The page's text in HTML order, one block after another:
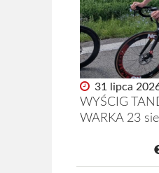
31 lipca
WYŚCIG
WARKA 23